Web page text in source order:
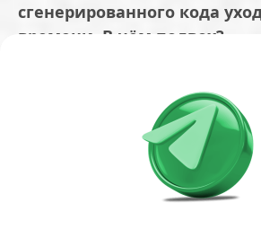
сгенерированного кода
времени. В чём подвох?
заменят всё прямо сейчас. Но
программистам тоже нужно
перестраиваться. Главная
не в скорости написания кода,
сокращении лишних